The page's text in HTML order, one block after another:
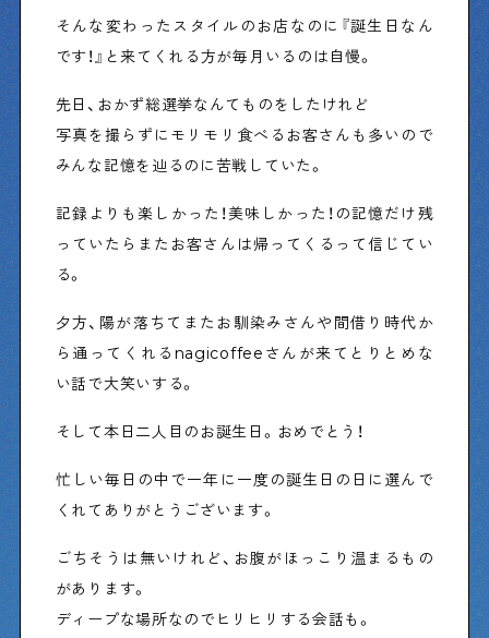
シタマチコウベについて
下町マップ
下町カレンダー
週刊下町日和
Stay Home
下町寫眞
そんな変わったスタイルのお店なのに『誕生日なん
です！』と来てくれる方が毎月いるのは自慢。
先日、おかず総選挙なんてものをしたけれど
写真を撮らずにモリモリ食べるお客さんも多いので
みんな記憶を辿るのに苦戦していた。
記録よりも楽しかった！美味しかった！の記憶だけ残
っていたらまたお客さんは帰ってくるって信じてい
る。
夕方、陽が落ちてまたお馴染みさんや間借り時代か
ら通ってくれるnagicoffeeさんが来てとりとめな
い話で大笑いする。
そして本日二人目のお誕生日。おめでとう！
忙しい毎日の中で一年に一度の誕生日の日に選んで
くれてありがとうございます。
ごちそうは無いけれど、お腹がほっこり温まるもの
があります。
ディープな場所なのでヒリヒリする会話も。